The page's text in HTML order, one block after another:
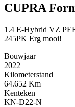
CUPRA
1.4 E-Hybrid VZ
245PK Erg mooi!
Bouwjaar
2022
Kilometerstand
64.652 Km
Kenteken
KN-D22-N